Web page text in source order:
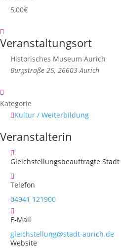
5,00€
Veranstaltungsort
Historisches Museum Aurich
Burgstraße 25, 26603 Aurich
Kategorie
Kultur / Weiterbildung
Veranstalterin
Gleichstellungsbeauftragte
Telefon
04941 121900
E-Mail
gleichstellung@stadt-aurich.de
Website